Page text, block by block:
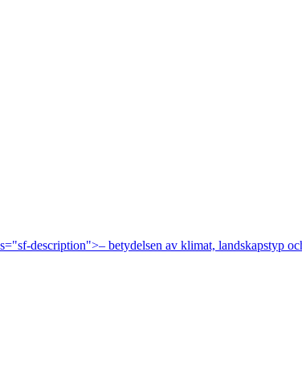
description">– betydelsen av klimat, landskapstyp